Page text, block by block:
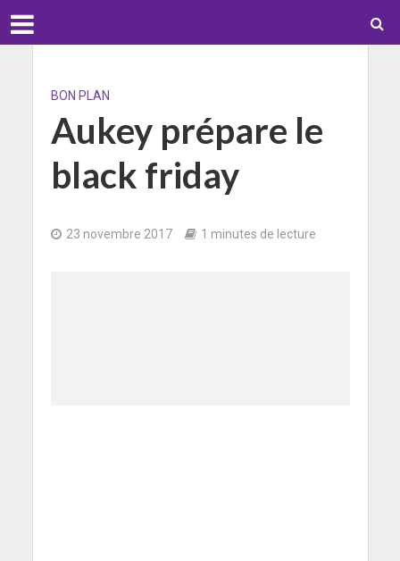
BON PLAN
Aukey prépare le
black friday
23 novembre 2017 1 minutes de lecture